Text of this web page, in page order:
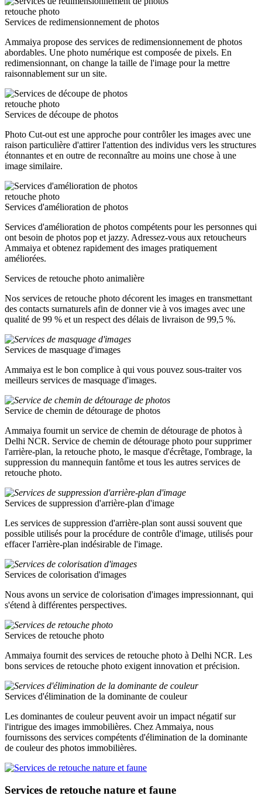
retouche photo
Services de redimensionnement de photos
Ammaiya propose des services de redimensionnement de photos
abordables. Une photo numérique est composée de pixels. En
redimensionnant, on change la taille de l'image pour la mettre
raisonnablement sur un site.
retouche photo
Services de découpe de photos
Photo Cut-out est une approche pour contrôler les images avec une
raison particulière d'attirer l'attention des individus vers les structures
étonnantes et en outre de reconnaître au moins une chose à une
image similaire.
retouche photo
Services d'amélioration de photos
Services d'amélioration de photos compétents pour les personnes qui
ont besoin de photos pop et jazzy. Adressez-vous aux retoucheurs
Ammaiya et obtenez rapidement des images pratiquement
améliorées.
Services de retouche photo animalière
Nos services de retouche photo décorent les images en transmettant
des contacts surnaturels afin de donner vie à vos images avec une
qualité de 99 % et un respect des délais de livraison de 99,5 %.
Services de masquage d'images
Ammaiya est le bon complice à qui vous pouvez sous-traiter vos
meilleurs services de masquage d'images.
Service de chemin de détourage de photos
Ammaiya fournit un service de chemin de détourage de photos à
Delhi NCR. Service de chemin de détourage photo pour supprimer
l'arrière-plan, la retouche photo, le masque d'écrêtage, l'ombrage, la
suppression du mannequin fantôme et tous les autres services de
retouche photo.
Services de suppression d'arrière-plan d'image
Les services de suppression d'arrière-plan sont aussi souvent que
possible utilisés pour la procédure de contrôle d'image, utilisés pour
effacer l'arrière-plan indésirable de l'image.
Services de colorisation d'images
Nous avons un service de colorisation d'images impressionnant, qui
s'étend à différentes perspectives.
Services de retouche photo
Ammaiya fournit des services de retouche photo à Delhi NCR. Les
bons services de retouche photo exigent innovation et précision.
Services d'élimination de la dominante de couleur
Les dominantes de couleur peuvent avoir un impact négatif sur
l'intrigue des images immobilières. Chez Ammaiya, nous
fournissons des services compétents d'élimination de la dominante
de couleur des photos immobilières.
Services de retouche nature et faune